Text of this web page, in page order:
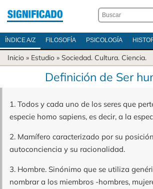
ÍNDICE A/Z FILOSOFÍA PSICOLOGÍA
Inicio » Estudio » Sociedad. Cultura. Ciencia.
Definición de Ser
1. Todos y cada uno de los seres que
especie homo sapiens, es decir, a la
2. Mamífero caracterizado por su
autoconciencia y su racionalidad.
3. Hombre. Sinónimo que se utiliza
nombrar a los miembros -hombres,